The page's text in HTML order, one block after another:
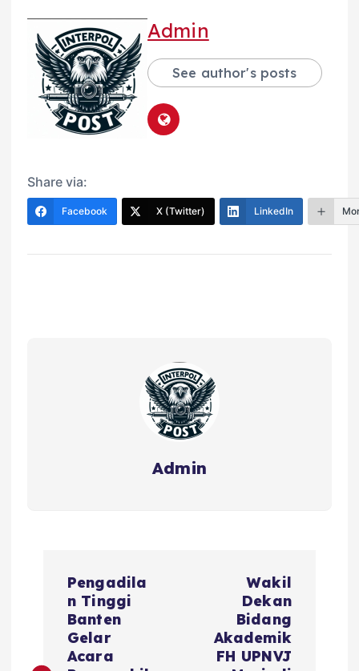
Admin
See author's posts
Share via:
Facebook X (Twitter) LinkedIn
Admin
Pengadila
n Tinggi
Banten
Gelar
Acara
Wakil
Dekan
Bidang
Akademik
FH UPNVJ